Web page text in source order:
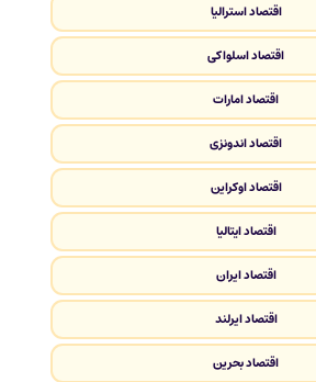
اقتصاد استرالیا
اقتصاد اسلواکی
اقتصاد امارات
اقتصاد اندونزی
اقتصاد اوکراین
اقتصاد ایتالیا
اقتصاد ایران
اقتصاد ایرلند
اقتصاد بحرین